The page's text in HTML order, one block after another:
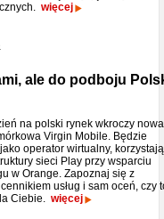
więcej
ale do podboju
na polski rynek wkroczy nowa
Virgin Mobile. Będzie
operator wirtualny,
sieci Play przy wsparciu
w Orange. Zapoznaj się z
cennikiem usług i sam oceń, czy
Ciebie. więcej